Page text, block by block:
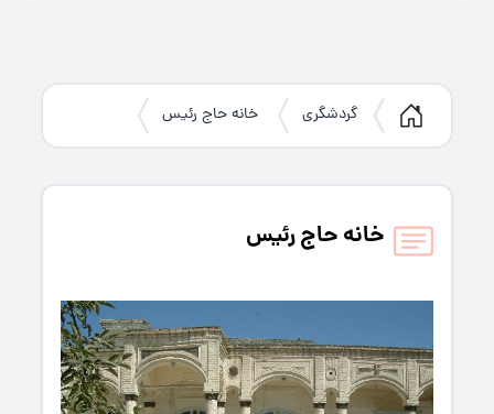
گردشگری خانه حاج رئیس
خانه حاج رئیس